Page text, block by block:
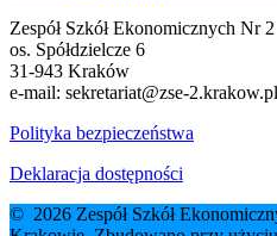
Zespół Szkół Ekonomicznych Nr 2
os. Spółdzielcze 6
31-943 Kraków
e-mail: sekretariat@zse-2.krakow.pl
Polityka bezpieczeństwa
Deklaracja dostępności
© 2026 Zespół Szkół